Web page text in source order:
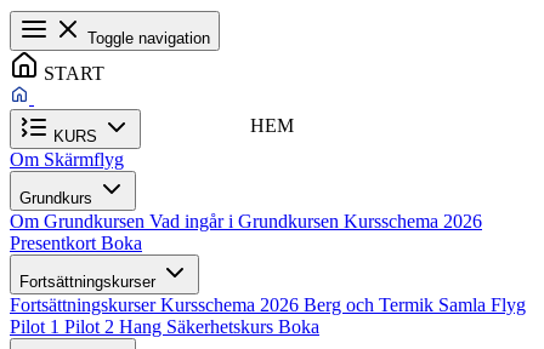
Toggle navigation
START
HEM
KURS
Om Skärmflyg
Grundkurs
Om Grundkursen Vad ingår i Grundkursen Kursschema 2026
Presentkort Boka
Fortsättningskurser
FortsättningskurserKursschema 2026 Berg och Termik Samla Flyg
Pilot 1 Pilot 2 Hang Säkerhetskurs Boka